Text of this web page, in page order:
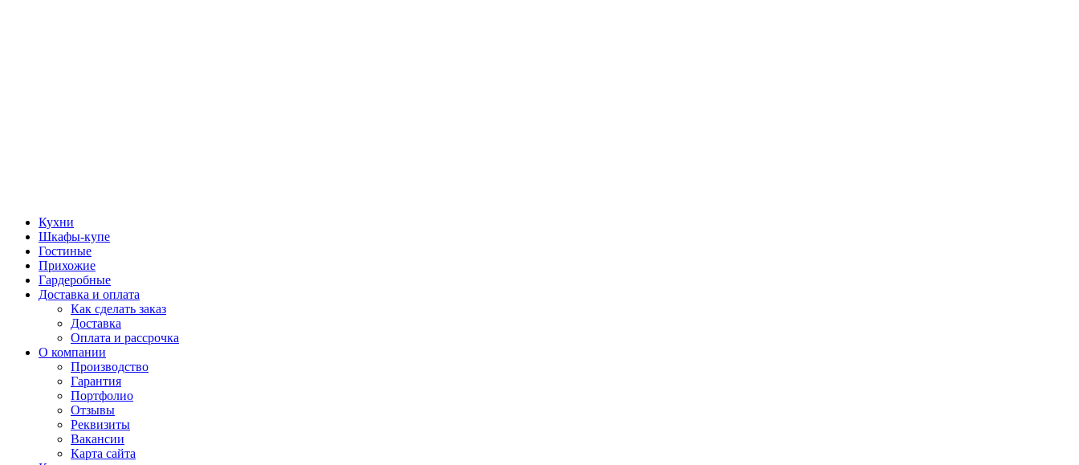
Кухни
Шкафы-купе
Гостиные
Прихожие
Гардеробные
Доставка и оплата
Как сделать заказ
Доставка
Оплата и рассрочка
О компании
Производство
Гарантия
Портфолио
Отзывы
Реквизиты
Вакансии
Карта сайта